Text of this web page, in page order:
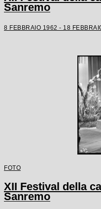
Sanremo
8 FEBBRAIO 1962 - 18
FOTO
XII Festival della
Sanremo